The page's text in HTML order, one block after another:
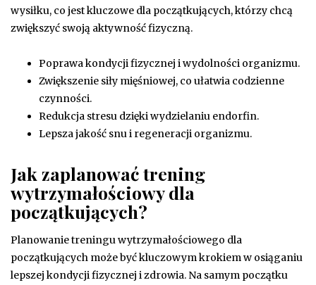
wysiłku, co jest kluczowe dla początkujących, którzy chcą
zwiększyć swoją aktywność fizyczną.
Poprawa kondycji fizycznej i wydolności organizmu.
Zwiększenie siły mięśniowej, co ułatwia codzienne
czynności.
Redukcja stresu dzięki wydzielaniu endorfin.
Lepsza jakość snu i regeneracji organizmu.
Jak zaplanować trening
wytrzymałościowy dla
początkujących?
Planowanie treningu wytrzymałościowego dla
początkujących może być kluczowym krokiem w osiąganiu
lepszej kondycji fizycznej i zdrowia. Na samym początku